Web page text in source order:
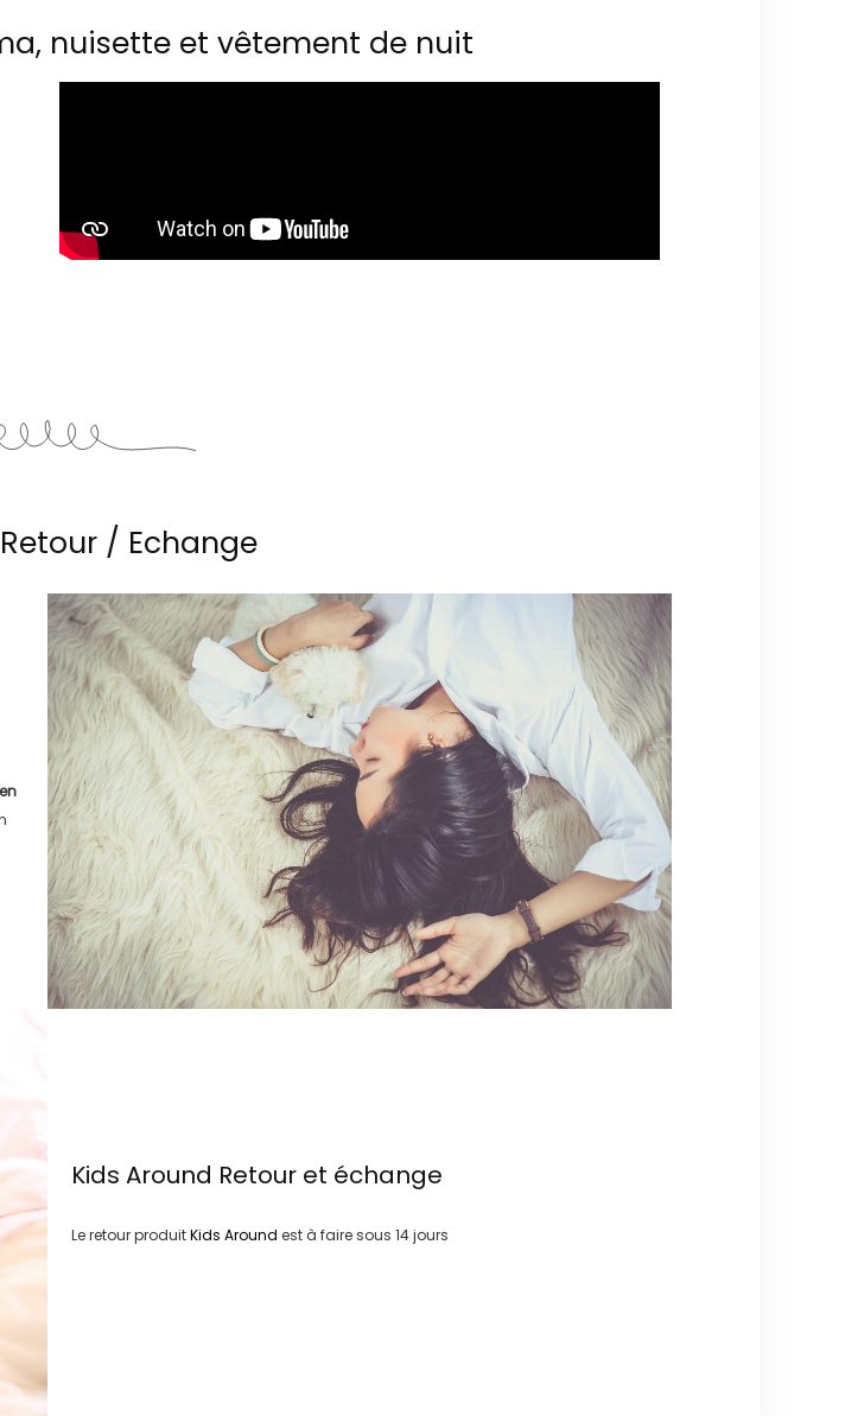
nuisette et vêtement de nuit
/ Echange
Kids Around Retour et échange
Le retour produitKids Around est à faire sous 14 jours